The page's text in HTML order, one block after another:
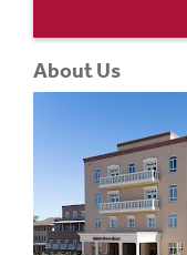
About Us